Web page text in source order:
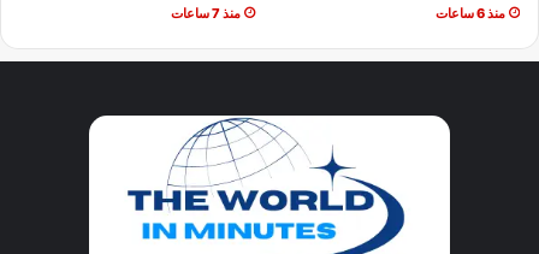
منذ 6 ساعات منذ 7 ساعات